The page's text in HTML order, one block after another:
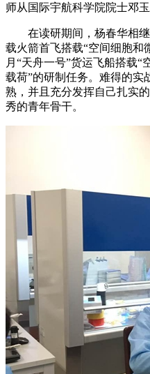
师从国际宇航科学院院士邓玉
在读研期间，杨春华相继
载火箭首飞搭载“空间细胞和
月“天舟一号”货运飞船搭载
载荷”的研制任务。难得的实
熟，并且充分发挥自己扎实
秀的青年骨干。